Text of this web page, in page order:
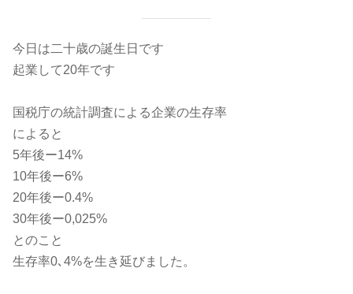
今日は二十歳の誕生日です
起業して20年です
国税庁の統計調査による企業の生存率
によると
5年後ー14%
10年後ー6%
20年後ー0.4%
30年後ー0,025%
とのこと
生存率0､4%を生き延びました。